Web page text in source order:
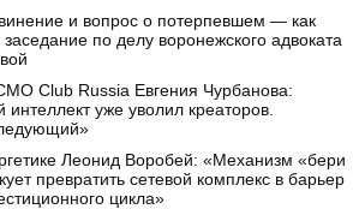
и вопрос о потерпевшем — как
по делу воронежского адвоката
Club Russia Евгения Чурбанова:
интеллект уже уволил креаторов.
Леонид Воробей: «Механизм «бери
превратить сетевой комплекс в барьер
цикла»